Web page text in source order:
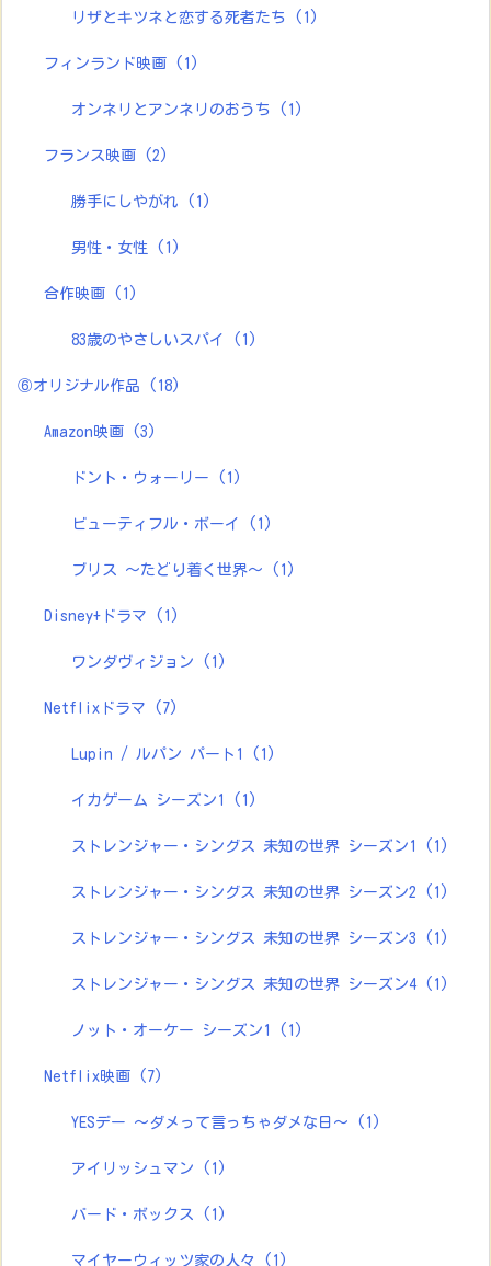
リザとキツネと恋する死者たち (1)
フィンランド映画 (1)
オンネリとアンネリのおうち (1)
フランス映画 (2)
勝手にしやがれ (1)
男性・女性 (1)
合作映画 (1)
83歳のやさしいスパイ (1)
⑥オリジナル作品 (18)
Amazon映画 (3)
ドント・ウォーリー (1)
ビューティフル・ボーイ (1)
ブリス ～たどり着く世界～ (1)
Disney+ドラマ (1)
ワンダヴィジョン (1)
Netflixドラマ (7)
Lupin / ルパン パート1 (1)
イカゲーム シーズン1 (1)
ストレンジャー・シングス 未知の世界 シーズン1 (1)
ストレンジャー・シングス 未知の世界 シーズン2 (1)
ストレンジャー・シングス 未知の世界 シーズン3 (1)
ストレンジャー・シングス 未知の世界 シーズン4 (1)
ノット・オーケー シーズン1 (1)
Netflix映画 (7)
YESデー ～ダメって言っちゃダメな日～ (1)
アイリッシュマン (1)
バード・ボックス (1)
マイヤーウィッツ家の人々 (1)